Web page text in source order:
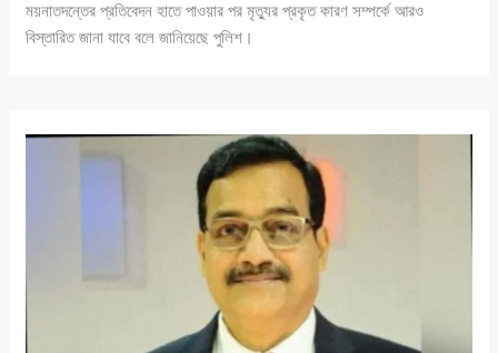
ময়নাতদন্তের প্রতিবেদন হাতে পাওয়ার পর মৃত্যুর প্রকৃত কারণ সম্পর্কে আরও
বিস্তারিত জানা যাবে বলে জানিয়েছে পুলিশ।